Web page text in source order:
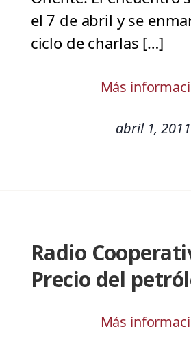
el 7 de abril y se
ciclo de charlas […]
Más
abril 1, 2011
Radio
Precio del
Más